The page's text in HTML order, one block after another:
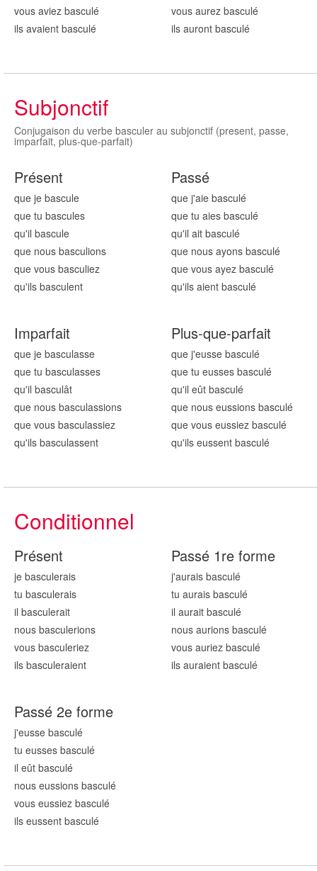
vous aviez basculé
ils avaient basculé
vous aurez basculé
ils auront basculé
Subjonctif
Conjugaison du verbe basculer au subjonctif (present, passe,
imparfait, plus-que-parfait)
Présent
que je bascule
que tu bascules
qu'il bascule
que nous basculions
que vous basculiez
qu'ils basculent
Passé
que j'aie basculé
que tu aies basculé
qu'il ait basculé
que nous ayons basculé
que vous ayez basculé
qu'ils aient basculé
Imparfait
que je basculasse
que tu basculasses
qu'il basculât
que nous basculassions
que vous basculassiez
qu'ils basculassent
Plus-que-parfait
que j'eusse basculé
que tu eusses basculé
qu'il eût basculé
que nous eussions basculé
que vous eussiez basculé
qu'ils eussent basculé
Conditionnel
Présent
je basculerais
tu basculerais
il basculerait
nous basculerions
vous basculeriez
ils basculeraient
Passé 1re forme
j'aurais basculé
tu aurais basculé
il aurait basculé
nous aurions basculé
vous auriez basculé
ils auraient basculé
Passé 2e forme
j'eusse basculé
tu eusses basculé
il eût basculé
nous eussions basculé
vous eussiez basculé
ils eussent basculé